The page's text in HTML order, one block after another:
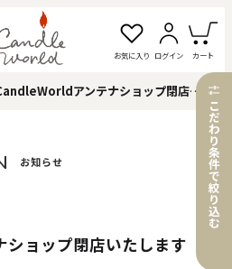
お気に入り ログイン カート
アンテナショップ閉店いたします
お知らせ
ョップ閉店いたします
こ
だ
わ
り
条
件
で
絞
り
込
む